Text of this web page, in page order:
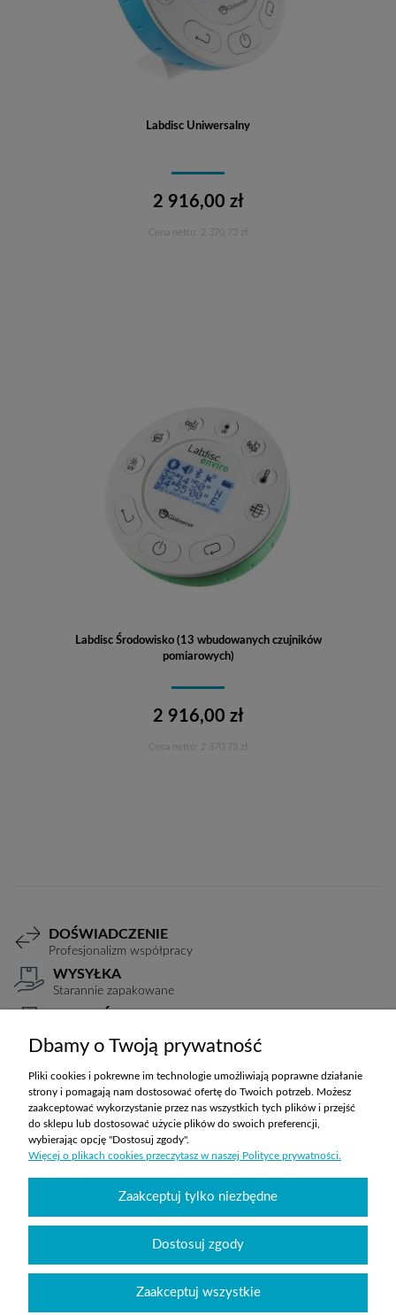
Labdisc Uniwersalny
2 916,00 zł
2 370,73 zł
Labdisc Środowisko (13 wbudowanych czujników
pomiarowych)
2 916,00 zł
2 370,73 zł
DOŚWIADCZENIE
Profesjonalizm współpracy
WYSYŁKA
Starannie zapakowane
TRANSPORT
Koszty ustalane indywidualnie
ZAKUPY
POMOC
MOJE KONTO
Dbamy o Twoją prywatność
Pliki cookies i pokrewne im technologie umożliwiają poprawne działanie
strony i pomagają nam dostosować ofertę do Twoich potrzeb. Możesz
zaakceptować wykorzystanie przez nas wszystkich tych plików i przejść
do sklepu lub dostosować użycie plików do swoich preferencji,
wybierając opcję "Dostosuj zgody".
Więcej o plikach cookies przeczytasz w naszej Polityce prywatności.
Zaakceptuj tylko niezbędne
Dostosuj zgody
Zaakceptuj wszystkie